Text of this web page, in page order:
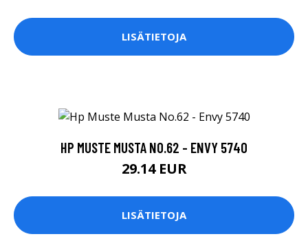
LISÄTIETOJA
HP MUSTE MUSTA NO.62 - ENVY 5740
29.14 EUR
LISÄTIETOJA